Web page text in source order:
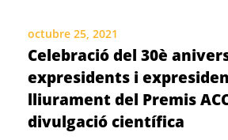
octubre 25, 2021
Celebració del 30è
expresidents i
lliurament del Premis
divulgació científica